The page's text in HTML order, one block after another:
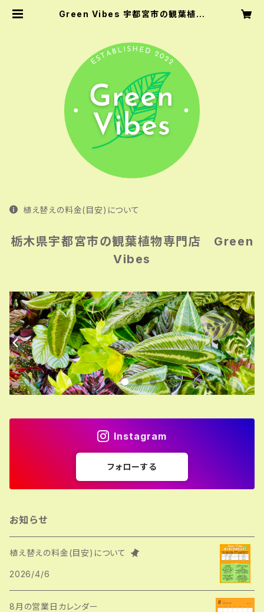
Green Vibes 宇都宮市の観葉植物
植え替えの料金(目安)について
栃木県宇都宮市の観葉植物専門店 Green
Vibes
Instagram
フォローする
お知らせ
植え替えの料金(目安)について
2026/4/6
8月の営業日カレンダー